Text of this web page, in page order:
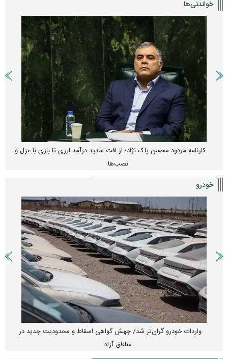
خواندنی‌ها
کارنامه مردود محسن پاک‌ نژاد؛ از افت شدید درآمد ارزی تا بازی با عزل و
نصب‌ها
خودرو
واردات خودرو گران‌تر شد/ جهش گواهی اسقاط و محدودیت جدید در
مناطق آزاد